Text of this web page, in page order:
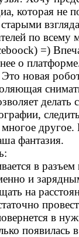
которая не
по всему
=)
о
новая
другое.
фантазия.
в
и
на
в
появилась